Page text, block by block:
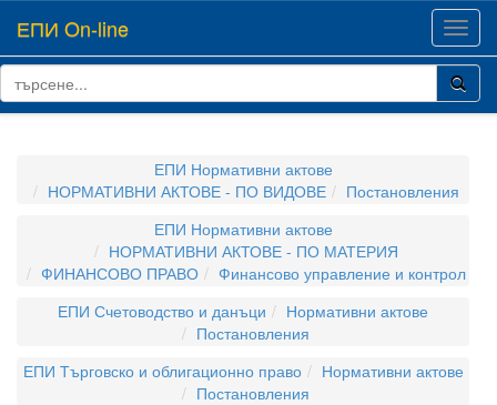
ЕПИ On-line
ЕПИ Нормативни актове
НОРМАТИВНИ АКТОВЕ - ПО ВИДОВЕ
Постановления
ЕПИ Нормативни актове
НОРМАТИВНИ АКТОВЕ - ПО МАТЕРИЯ
ФИНАНСОВО ПРАВО
Финансово управление и контрол
ЕПИ Счетоводство и данъци
Нормативни актове
Постановления
ЕПИ Търговско и облигационно право
Нормативни актове
Постановления